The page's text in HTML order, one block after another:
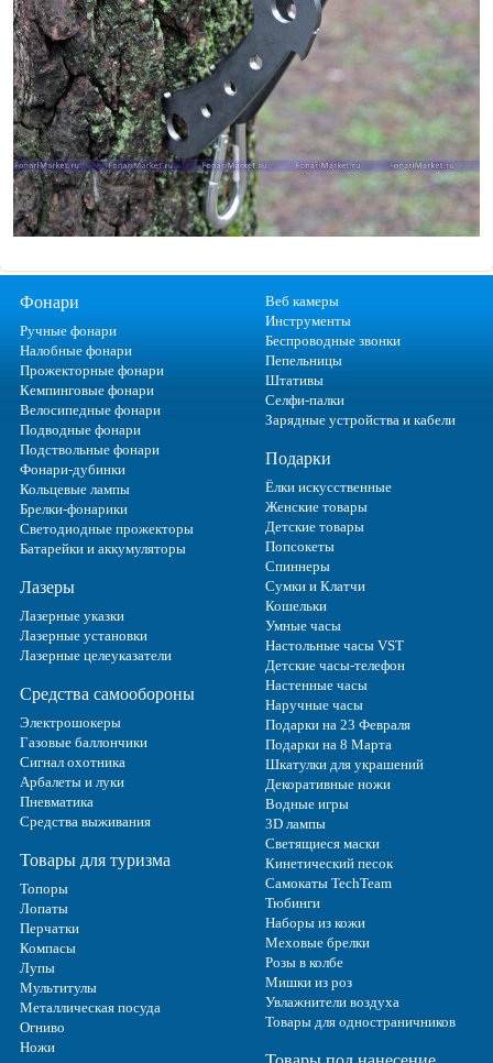
Фонари
Ручные фонари
Налобные фонари
Прожекторные фонари
Кемпинговые фонари
Велосипедные фонари
Подводные фонари
Подствольные фонари
Фонари-дубинки
Кольцевые лампы
Брелки-фонарики
Светодиодные прожекторы
Батарейки и аккумуляторы
Лазеры
Лазерные указки
Лазерные установки
Лазерные целеуказатели
Средства самообороны
Электрошокеры
Газовые баллончики
Сигнал охотника
Арбалеты и луки
Пневматика
Средства выживания
Товары для туризма
Топоры
Лопаты
Перчатки
Компасы
Лупы
Мультитулы
Металлическая посуда
Огниво
Ножи
Веб камеры
Инструменты
Беспроводные звонки
Пепельницы
Штативы
Селфи-палки
Зарядные устройства и кабели
Подарки
Ёлки искусственные
Женские товары
Детские товары
Попсокеты
Спиннеры
Сумки и Клатчи
Кошельки
Умные часы
Настольные часы VST
Детские часы-телефон
Настенные часы
Наручные часы
Подарки на 23 Февраля
Подарки на 8 Марта
Шкатулки для украшений
Декоративные ножи
Водные игры
3D лампы
Светящиеся маски
Кинетический песок
Самокаты TechTeam
Тюбинги
Наборы из кожи
Меховые брелки
Розы в колбе
Мишки из роз
Увлажнители воздуха
Товары для одностраничников